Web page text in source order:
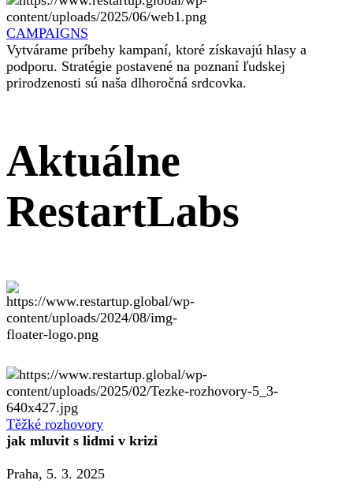
CAMPAIGNS
Vytvárame príbehy kampaní, ktoré získavajú hlasy a
podporu. Stratégie postavené na poznaní ľudskej
prirodzenosti sú naša dlhoročná srdcovka.
Aktuálne
RestartLabs
Těžké rozhovory
jak mluvit s lidmi v krizi
Praha, 5. 3. 2025